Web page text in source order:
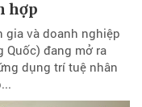
hợp
gia và doanh nghiệp
Quốc) đang mở ra
dụng trí tuệ nhân